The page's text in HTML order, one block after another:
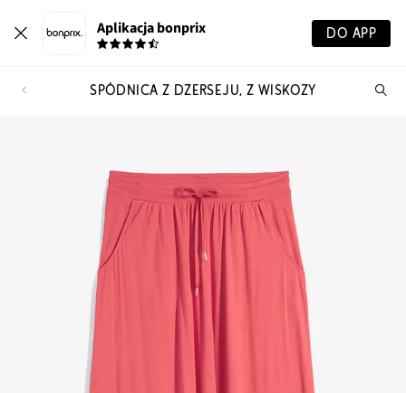
Aplikacja bonprix DO APP
SPÓDNICA Z DŻERSEJU, Z WISKOZY